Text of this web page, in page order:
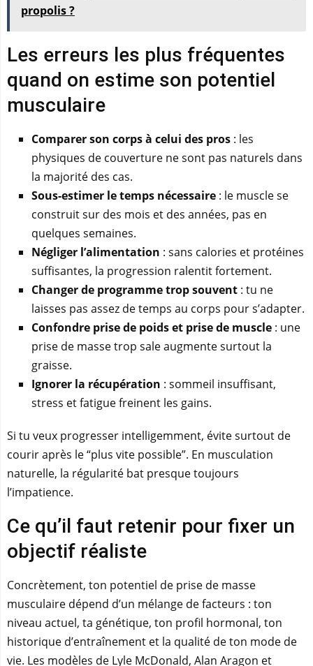
propolis ?
Les erreurs les plus fréquentes
quand on estime son potentiel
musculaire
Comparer son corps à celui des pros : les
physiques de couverture ne sont pas naturels dans
la majorité des cas.
Sous-estimer le temps nécessaire : le muscle se
construit sur des mois et des années, pas en
quelques semaines.
Négliger l’alimentation : sans calories et protéines
suffisantes, la progression ralentit fortement.
Changer de programme trop souvent : tu ne
laisses pas assez de temps au corps pour s’adapter.
Confondre prise de poids et prise de muscle : une
prise de masse trop sale augmente surtout la
graisse.
Ignorer la récupération : sommeil insuffisant,
stress et fatigue freinent les gains.
Si tu veux progresser intelligemment, évite surtout de
courir après le “plus vite possible”. En musculation
naturelle, la régularité bat presque toujours
l’impatience.
Ce qu’il faut retenir pour fixer un
objectif réaliste
Concrètement, ton potentiel de prise de masse
musculaire dépend d’un mélange de facteurs : ton
niveau actuel, ta génétique, ton profil hormonal, ton
historique d’entraînement et la qualité de ton mode de
vie. Les modèles de Lyle McDonald, Alan Aragon et